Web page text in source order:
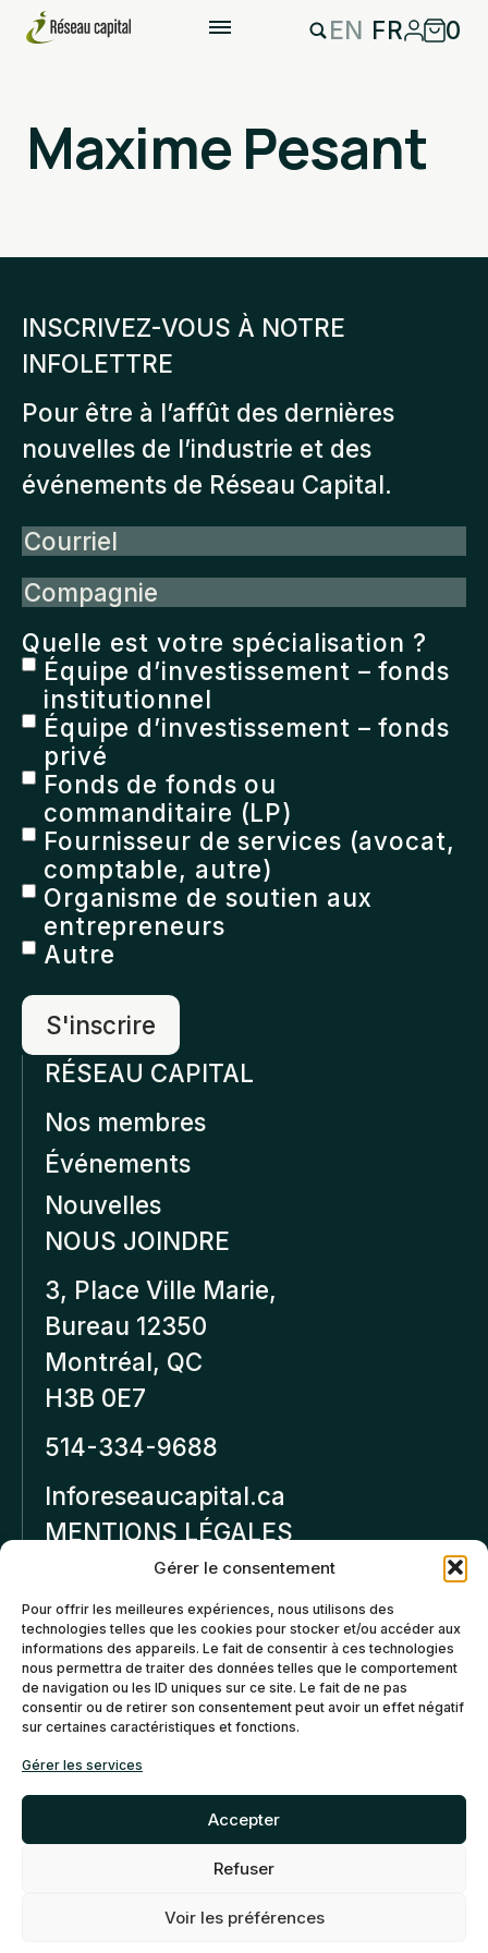
Gérer le consentement
Pour offrir les meilleures expériences, nous utilisons des
technologies telles que les cookies pour stocker et/ou accéder aux
informations des appareils. Le fait de consentir à ces technologies
nous permettra de traiter des données telles que le comportement
de navigation ou les ID uniques sur ce site. Le fait de ne pas
consentir ou de retirer son consentement peut avoir un effet négatif
sur certaines caractéristiques et fonctions.
Gérer les services
Accepter
Refuser
Voir les préférences
EN FR 0
Maxime Pesant
INSCRIVEZ-VOUS À NOTRE
INFOLETTRE
Pour être à l’affût des dernières
nouvelles de l’industrie et des
événements de Réseau Capital.
Courriel
Compagnie
Quelle est votre spécialisation ?
Équipe d’investissement – fonds
institutionnel
Équipe d’investissement – fonds
privé
Fonds de fonds ou
commanditaire (LP)
Fournisseur de services (avocat,
comptable, autre)
Organisme de soutien aux
entrepreneurs
Autre
RÉSEAU CAPITAL
Nos membres
Événements
Nouvelles
NOUS JOINDRE
3, Place Ville Marie,
Bureau 12350
Montréal, QC
H3B 0E7
514-334-9688
Inforeseaucapital.ca
MENTIONS LÉGALES
Politique de
confidentialité
Politiques d’annulation et
de remboursement
Politique de cookies (CA)
©2026 Réseau Capital. Tous
droits reservés -
My Little
- Agence web